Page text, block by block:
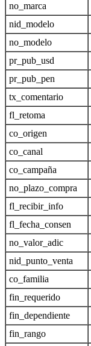
no_marca
nid_modelo
no_modelo
pr_pub_usd
pr_pub_pen
tx_comentario
fl_retoma
co_origen
co_canal
co_campaña
no_plazo_compra
fl_recibir_info
fl_fecha_consen
no_valor_adic
nid_punto_venta
co_familia
fin_requerido
fin_dependiente
fin_rango